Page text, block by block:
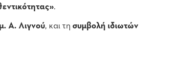
.
Α. Λιγνού, και τη συμβολή ιδιωτών